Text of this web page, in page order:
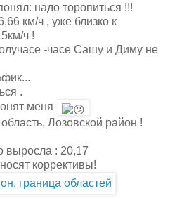
надо торопиться !!!
км/ч , уже близко к
ч !
-часе Сашу и Диму не
.
меня
Лозовской район !
выросла : 20,17
коррективы!